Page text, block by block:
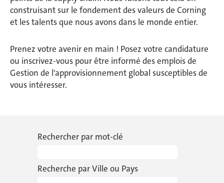
construisant sur le fondement des valeurs de Corning
et les talents que nous avons dans le monde entier.
Prenez votre avenir en main ! Posez votre candidature
ou inscrivez-vous pour être informé des emplois de
Gestion de l'approvisionnement global susceptibles de
vous intéresser.
Rechercher par mot-clé
Recherche par Ville ou Pays